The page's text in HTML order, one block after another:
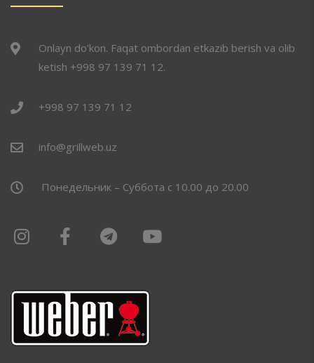
Onlayn do’kon. Faqat ombordan etkazib berish va olib
ketish +998 97 139 71 12.
+998 97 139 71 12
info@grillweb.uz
Понедельник – Суббота с 10.00 до 20.00